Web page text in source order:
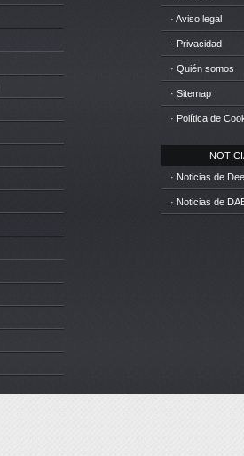
· Aviso legal
· Privacidad
· Quién somos
· Sitemap
· Política de
· Noticias de
· Noticias de